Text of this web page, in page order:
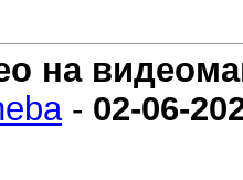
на
- 02-06-